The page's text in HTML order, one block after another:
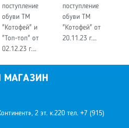
поступление
обуви ТМ
"Котофей" и
"Топ-топ" от
02.12.23 г.…
поступление
обуви ТМ
"Котофей" от
20.11.23 г.…
МАГАЗИН
2 эт. к.220 тел. +7 (915)